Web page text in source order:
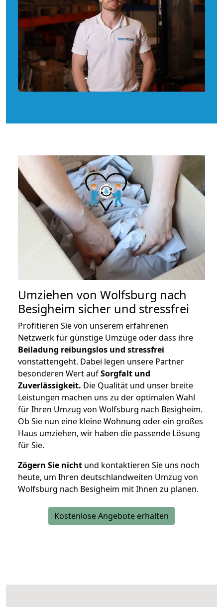
Umziehen von Wolfsburg nach
Besigheim sicher und stressfrei
Profitieren Sie von unserem erfahrenen
Netzwerk für günstige Umzüge oder dass ihre
Beiladung reibungslos und stressfrei
vonstattengeht. Dabei legen unsere Partner
besonderen Wert aufSorgfalt und
Zuverlässigkeit. Die Qualität und unser breite
Leistungen machen uns zu der optimalen Wahl
für Ihren Umzug von Wolfsburg nach Besigheim.
Ob Sie nun eine kleine Wohnung oder ein großes
Haus umziehen, wir haben die passende Lösung
für Sie.
Zögern Sie nicht und kontaktieren Sie uns noch
heute, um Ihren deutschlandweiten Umzug von
Wolfsburg nach Besigheim mit Ihnen zu planen.
Kostenlose Angebote erhalten